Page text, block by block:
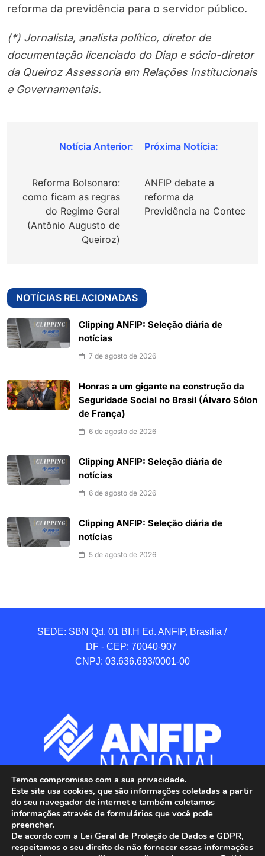
reforma da previdência para o servidor público.
(*) Jornalista, analista político, diretor de
documentação licenciado do Diap e sócio-diretor
da Queiroz Assessoria em Relações Institucionais
e Governamentais.
Navegação
Post
Reforma Bolsonaro:
como ficam as regras
do Regime Geral
(Antônio Augusto de
Queiroz)
ANFIP debate a
reforma da
Previdência na Contec
NOTÍCIAS RELACIONADAS
Clipping ANFIP: Seleção diária de
notícias
7 de agosto de 2026
Honras a um gigante na construção da
Seguridade Social no Brasil (Álvaro Sólon
de França)
6 de agosto de 2026
Clipping ANFIP: Seleção diária de
notícias
6 de agosto de 2026
Clipping ANFIP: Seleção diária de
notícias
5 de agosto de 2026
SEDE: SBN Qd. 01 BI.H Ed. ANFIP, Brasilia /
DF - CEP: 70040-907
CNPJ: 03.636.693/0001-00
Temos compromisso com a sua privacidade.
Este site usa cookies, que são informações coletadas a partir
do seu navegador de internet e também coletamos
informações através de formulários que você pode
preencher.
De acordo com a Lei Geral de Proteção de Dados e GDPR,
respeitamos o seu direito de não fornecer essas informações